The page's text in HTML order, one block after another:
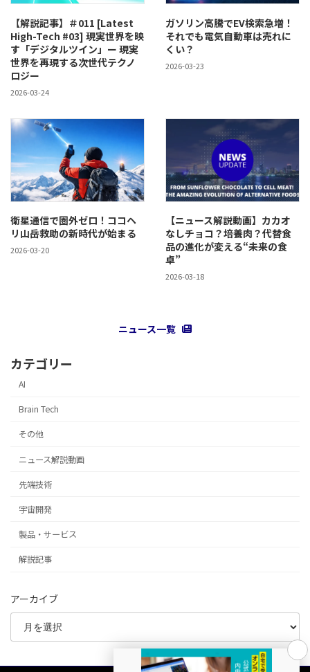
【解説記事】＃011 [Latest
High-Tech #03] 現実世界を映
す「デジタルツイン」ー 現実
世界を再現する次世代テクノ
ロジー
2026-03-24
ガソリン高騰でEV検索急増！
それでも電気自動車は売れに
くい？
2026-03-23
衛星通信で圏外ゼロ！ココヘ
リ山岳救助の新時代が始まる
2026-03-20
【ニュース解説動画】カカオ
なしチョコ？培養肉？代替食
品の進化が変える“未来の食
卓”
2026-03-18
ニュース一覧
カテゴリー
AI
Brain Tech
その他
ニュース解説動画
先端技術
宇宙開発
製品・サービス
解説記事
アーカイブ